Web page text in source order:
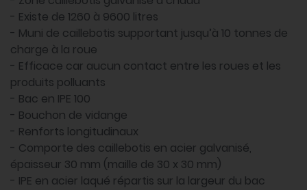
- Existe de 1260 à 9600 litres
- Muni de caillebotis supportant jusqu’à 10 tonnes de
charge à la roue
- Efficace car aucun contact entre les roues et les
produits polluants
- Bac en IPE 100
- Bouchon de vidange
- Renforts longitudinaux
- Comporte des caillebotis en acier galvanisé,
épaisseur 30 mm (maille de 30 x 30 mm)
- IPE en acier laqué répartis sur la largeur du bac